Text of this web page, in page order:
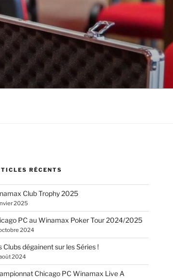
RÉCENTS
Club Trophy 2025
2025
PC au Winamax Poker Tour 2024/2025
2024
Clubs dégainent sur les Séries !
2024
Chicago PC Winamax Live A